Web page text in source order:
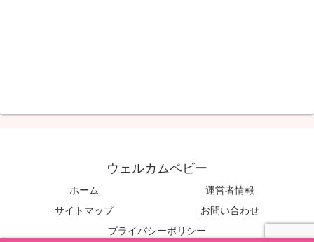
ウェルカムベビー
ホーム
運営者情報
サイトマップ
お問い合わせ
プライバシーポリシー